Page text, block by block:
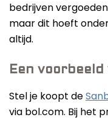
bedrijven
maar dit hoeft
altijd.
Een
Stel je koopt de
via bol.com. Bij het